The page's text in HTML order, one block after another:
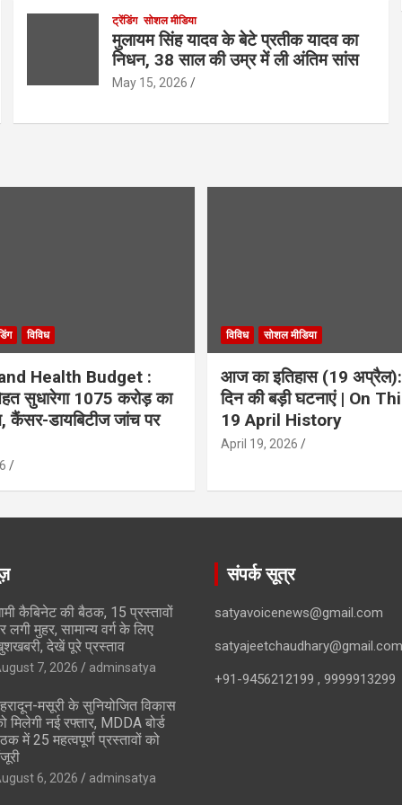
ट्रेंडिंग सोशल मीडिया
मुलायम सिंह यादव के बेटे प्रतीक यादव का
निधन, 38 साल की उम्र में ली अंतिम सांस
May 15, 2026
विविध
Health Budget :
सुधारेगा 1075 करोड़ का
कैंसर-डायबिटीज जांच पर
विविध सोशल मीडिया
आज का इतिहास (19 अप्रैल):
दिन की बड़ी घटनाएं | On
19 April History
April 19, 2026
कैबिनेट की बैठक, 15 प्रस्तावों
लगी मुहर, सामान्य वर्ग के लिए
देखें पूरे प्रस्ताव
7, 2026 adminsatya
मसूरी के सुनियोजित विकास
मिलेगी नई रफ्तार, MDDA बोर्ड
में 25 महत्वपूर्ण प्रस्तावों को
6, 2026 adminsatya
संपर्क सूत्र
satyavoicenews@gmail.com
satyajeetchaudhary@gmail.com
+91-9456212199 , 9999913299